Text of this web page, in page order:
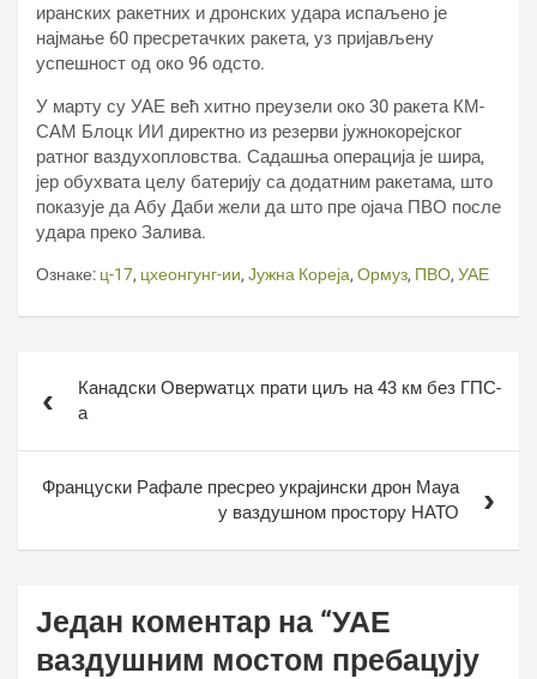
иранских ракетних и дронских удара испаљено је
најмање 60 пресретачких ракета, уз пријављену
успешност од око 96 одсто.
У марту су УАЕ већ хитно преузели око 30 ракета КМ-
САМ Блоцк ИИ директно из резерви јужнокорејског
ратног ваздухопловства. Садашња операција је шира,
јер обухвата целу батерију са додатним ракетама, што
показује да Абу Даби жели да што пре ојача ПВО после
удара преко Залива.
Ознаке: ц-17, цхеонгунг-ии, Јужна Кореја, Ормуз, ПВО, УАЕ
чланкаКанадски Оверwатцх прати циљ на 43 км без ГПС-
а
Француски Рафале пресрео украјински дрон Маyа
у ваздушном простору НАТО
Један коментар на “УАЕ
ваздушним мостом пребацују